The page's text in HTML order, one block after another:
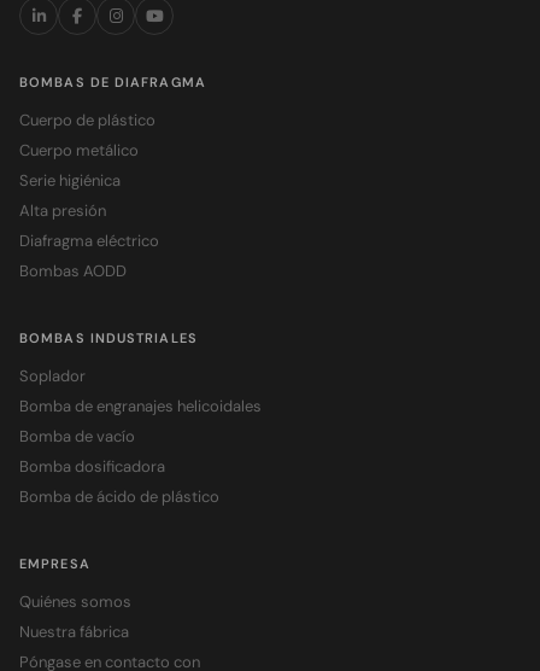
BOMBAS DE DIAFRAGMA
Cuerpo de plástico
Cuerpo metálico
Serie higiénica
Alta presión
Diafragma eléctrico
Bombas AODD
BOMBAS INDUSTRIALES
Soplador
Bomba de engranajes helicoidales
Bomba de vacío
Bomba dosificadora
Bomba de ácido de plástico
EMPRESA
Quiénes somos
Nuestra fábrica
Póngase en contacto con